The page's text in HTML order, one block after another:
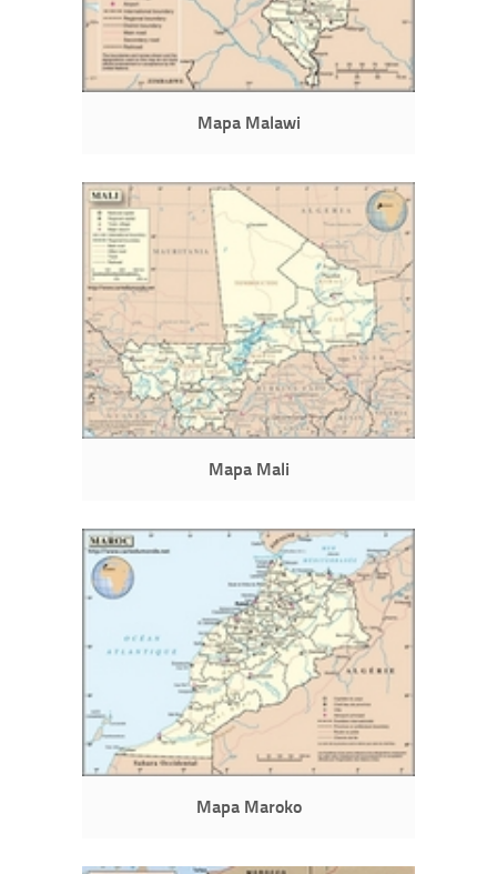
Mapa Malawi
Mapa Mali
Mapa Maroko